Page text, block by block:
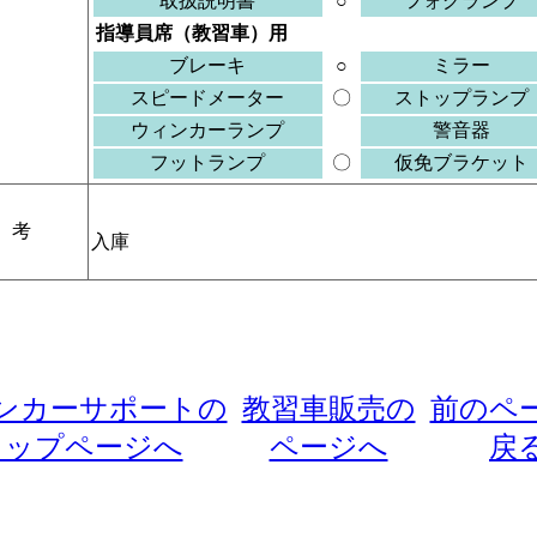
指導員席（教習車）用
ブレーキ
○ ミラー
スピードメーター
〇 ストップランプ
ウィンカーランプ
警音器
フットランプ
〇 仮免ブラケット
入庫
カーサポートの
ップページへ
教習車販売の
ページへ
前のペ
戻